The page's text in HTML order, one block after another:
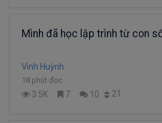
Mình đã học lập trình từ con
Vinh Huỳnh
18 phút đọc
3.5K 7 10 21